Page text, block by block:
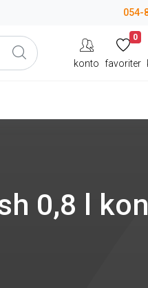
054-
konto
0
favoriter
0,8 l